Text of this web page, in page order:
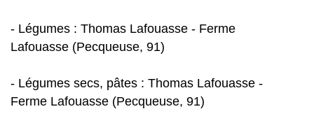
- Légumes : Thomas Lafouasse - Ferme
Lafouasse (Pecqueuse, 91)
- Légumes secs, pâtes : Thomas Lafouasse -
Ferme Lafouasse (Pecqueuse, 91)